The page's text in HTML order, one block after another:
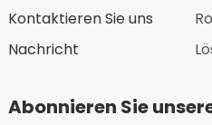
Kontaktieren Sie uns
Nachricht
Abonnieren Sie